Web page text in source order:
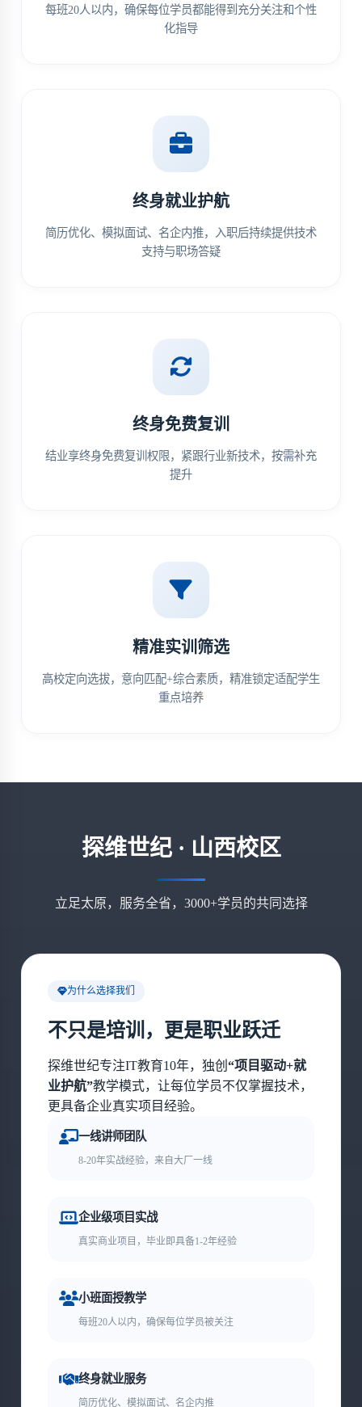
每班20人以内，确保每位学员都能得到充分关注和个性
化指导
终身就业护航
简历优化、模拟面试、名企内推，入职后持续提供技术
支持与职场答疑
终身免费复训
结业享终身免费复训权限，紧跟行业新技术，按需补充
提升
精准实训筛选
高校定向选拔，意向匹配+综合素质，精准锁定适配学生
重点培养
探维世纪 · 山西校区
立足太原，服务全省，3000+学员的共同选择
为什么选择我们
不只是培训，更是职业跃迁
探维世纪专注IT教育10年，独创“项目驱动+就
业护航”教学模式，让每位学员不仅掌握技术，
更具备企业真实项目经验。
一线讲师团队
8-20年实战经验，来自大厂一线
企业级项目实战
真实商业项目，毕业即具备1-2年经验
小班面授教学
每班20人以内，确保每位学员被关注
终身就业服务
简历优化、模拟面试、名企内推